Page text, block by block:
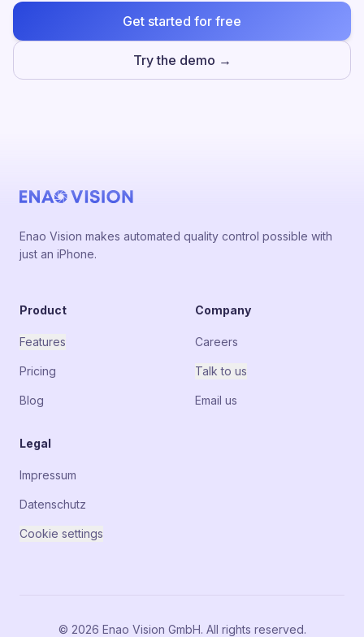
Get started for free
Try the demo →
Enao Vision makes automated quality control possible with
just an iPhone.
Product
Features
Pricing
Blog
Company
Careers
Talk to us
Email us
Legal
Impressum
Datenschutz
Cookie settings
© 2026 Enao Vision GmbH. All rights reserved.